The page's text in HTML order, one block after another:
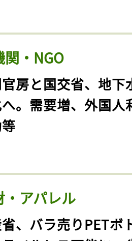
・NGO
官房と国交省、地下
。需要増、外国人
アパレル
省、バラ売りPETボ